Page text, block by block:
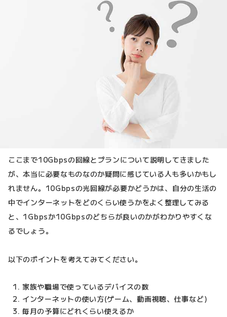
ここまで10Gbpsの回線とプランについて説明してきました
が、本当に必要なものなのか疑問に感じている人も多いかもし
れません。10Gbpsの光回線が必要かどうかは、自分の生活の
中でインターネットをどのくらい使うかをよく整理してみる
と、1Gbpsか10Gbpsのどちらが良いのかがわかりやすくな
るでしょう。
以下のポイントを考えてみてください。
家族や職場で使っているデバイスの数
インターネットの使い方(ゲーム、動画視聴、仕事など)
毎月の予算にどれくらい使えるか